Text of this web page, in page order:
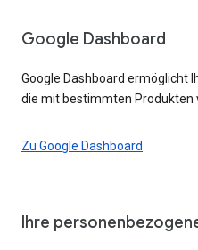
Google Dashboard
Google Dashboard ermöglicht
die mit bestimmten Produkten
Zu Google Dashboard
Ihre